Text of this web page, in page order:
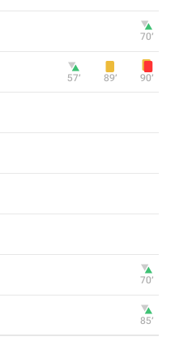
70‎’‎
57‎’‎ 89‎’‎ 90‎’‎
70‎’‎
85‎’‎